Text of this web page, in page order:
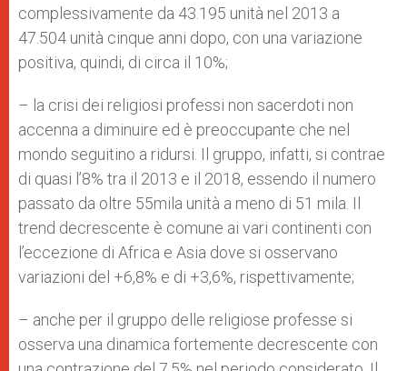
complessivamente da 43.195 unità nel 2013 a
47.504 unità cinque anni dopo, con una variazione
positiva, quindi, di circa il 10%;
– la crisi dei religiosi professi non sacerdoti non
accenna a diminuire ed è preoccupante che nel
mondo seguitino a ridursi. Il gruppo, infatti, si contrae
di quasi l’8% tra il 2013 e il 2018, essendo il numero
passato da oltre 55mila unità a meno di 51 mila. Il
trend decrescente è comune ai vari continenti con
l’eccezione di Africa e Asia dove si osservano
variazioni del +6,8% e di +3,6%, rispettivamente;
– anche per il gruppo delle religiose professe si
osserva una dinamica fortemente decrescente con